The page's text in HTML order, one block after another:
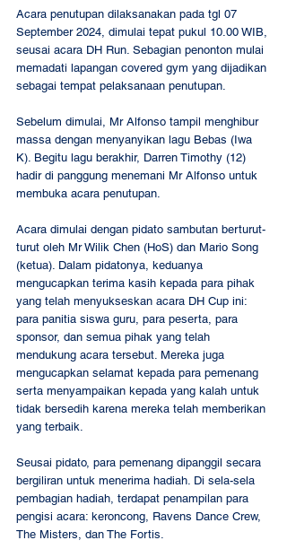
Acara penutupan dilaksanakan pada tgl 07
September 2024, dimulai tepat pukul 10.00 WIB,
seusai acara DH Run. Sebagian penonton mulai
memadati lapangan covered gym yang dijadikan
sebagai tempat pelaksanaan penutupan.
Sebelum dimulai, Mr Alfonso tampil menghibur
massa dengan menyanyikan lagu Bebas (Iwa
K). Begitu lagu berakhir, Darren Timothy (12)
hadir di panggung menemani Mr Alfonso untuk
membuka acara penutupan.
Acara dimulai dengan pidato sambutan berturut-
turut oleh Mr Wilik Chen (HoS) dan Mario Song
(ketua). Dalam pidatonya, keduanya
mengucapkan terima kasih kepada para pihak
yang telah menyukseskan acara DH Cup ini:
para panitia siswa guru, para peserta, para
sponsor, dan semua pihak yang telah
mendukung acara tersebut. Mereka juga
mengucapkan selamat kepada para pemenang
serta menyampaikan kepada yang kalah untuk
tidak bersedih karena mereka telah memberikan
yang terbaik.
Seusai pidato, para pemenang dipanggil secara
bergiliran untuk menerima hadiah. Di sela-sela
pembagian hadiah, terdapat penampilan para
pengisi acara: keroncong, Ravens Dance Crew,
The Misters, dan The Fortis.